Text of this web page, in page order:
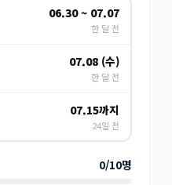
06.30 ~ 07.07
한 달 전
07.08 (수)
한 달 전
07.15까지
24일 전
0/10명